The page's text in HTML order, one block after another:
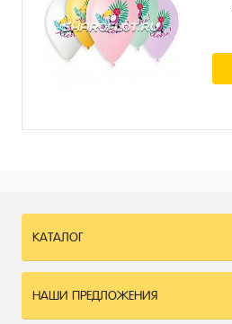
КАТАЛОГ
НАШИ ПРЕДЛОЖЕНИЯ